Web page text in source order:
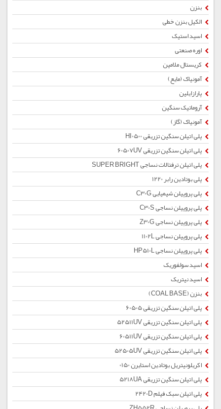
بنزن
الکیل بنزن خطی
اسید استیک
اوره صنعتی
کریستال ملامین
آمونیاک (مایع)
پارازایلین
آروماتیک سنگین
آمونیاک (گاز)
پلی اتیلن سنگین تزریقی HI0500
پلی اتیلن سنگین تزریقی 60507UV
پلی اتیلن ترفتالات نساجی SUPER BRIGHT
پلی بوتادین رابر 1220
پلی پروپیلن شیمیایی C30G
پلی پروپیلن نساجی C30S
پلی پروپیلن نساجی Z30G
پلی پروپیلن نساجی 1102L
پلی پروپیلن نساجی HP510L
اسید سولفوریک
اسید نیتریک
بنزن (COAL BASE)
پلی اتیلن سنگین تزریقی 60505
پلی اتیلن سنگین تزریقی 52511UV
پلی اتیلن سنگین تزریقی 60511UV
پلی اتیلن سنگین تزریقی 52505UV
اکریلونیتریل بوتادین استایرن 0150
پلی اتیلن سنگین تزریقی 5218UA
پلی اتیلن سبک فیلم 2420D